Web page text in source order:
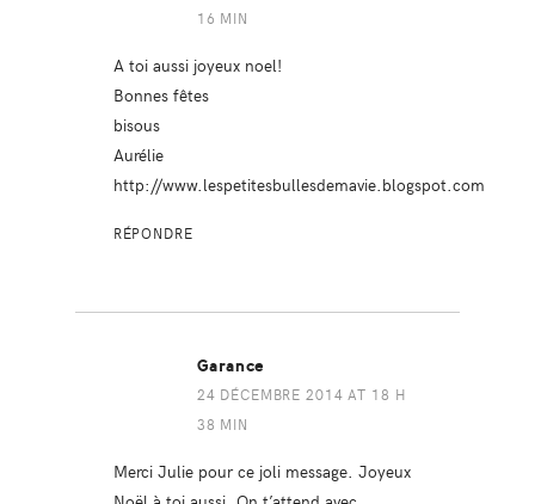
16 MIN
A toi aussi joyeux noel!
Bonnes fêtes
bisous
Aurélie
http://www.lespetitesbullesdemavie.blogspot.com
RÉPONDRE
Garance
24 DÉCEMBRE 2014 AT 18 H
38 MIN
Merci Julie pour ce joli message. Joyeux